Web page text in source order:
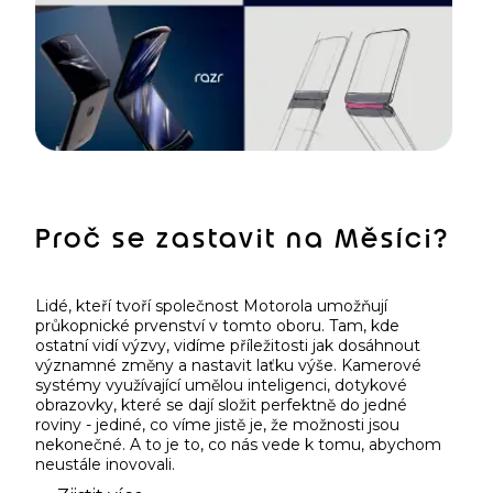
Proč se zastavit na Měsíci?
Lidé, kteří tvoří společnost Motorola umožňují
průkopnické prvenství v tomto oboru. Tam, kde
ostatní vidí výzvy, vidíme příležitosti jak dosáhnout
významné změny a nastavit laťku výše. Kamerové
systémy využívající umělou inteligenci, dotykové
obrazovky, které se dají složit perfektně do jedné
roviny - jediné, co víme jistě je, že možnosti jsou
nekonečné. A to je to, co nás vede k tomu, abychom
neustále inovovali.